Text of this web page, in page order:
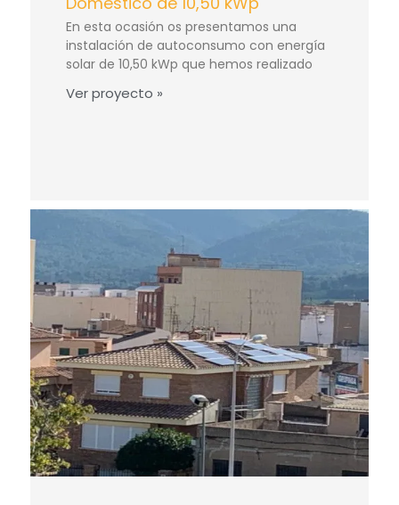
En esta ocasión os presentamos una
instalación de autoconsumo con energía
solar de 10,50 kWp que hemos realizado
Ver proyecto »